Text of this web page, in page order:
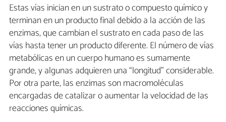
Estas vías inician en un sustrato o compuesto químico y
terminan en un producto final debido a la acción de las
enzimas, que cambian el sustrato en cada paso de las
vías hasta tener un producto diferente. El número de vías
metabólicas en un cuerpo humano es sumamente
grande, y algunas adquieren una “longitud” considerable.
Por otra parte, las enzimas son macromoléculas
encargadas de catalizar o aumentar la velocidad de las
reacciones químicas.